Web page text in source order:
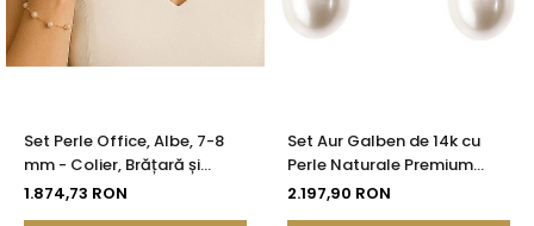
Set Perle Office, Albe, 7-8
mm - Colier, Brățară și
Cercei, Aur Galben 14K |
1.874,73 RON
Set Aur Galben de 14k cu
Perle Naturale Premium
Albe, Rare, Forma Lacrima,
2.197,90 RON